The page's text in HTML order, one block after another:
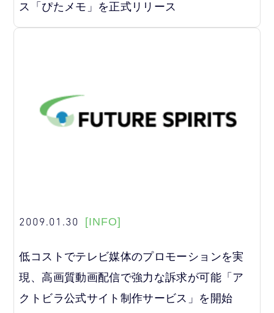
ス「ぴたメモ」を正式リリース
2009.01.30 [INFO]
低コストでテレビ媒体のプロモーションを実
現、高画質動画配信で強力な訴求が可能「ア
クトビラ公式サイト制作サービス」を開始